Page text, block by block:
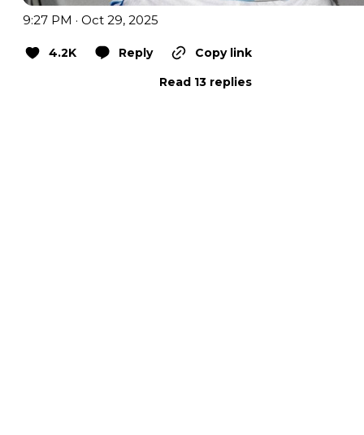
9:27 PM · Oct 29, 2025
4.2K Reply
Copy link
Read 13 replies